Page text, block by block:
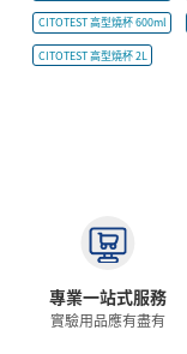
CITOTEST 高型燒杯 600ml
CITOTEST 高型燒杯 2L
專業一站式服務
實驗用品應有盡有